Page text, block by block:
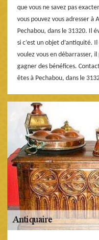
que vous ne savez pas
vous pouvez vous adresser
Pechabou, dans le 31320. Il
si c’est un objet d’antiquité.
voulez vous en débarrasser,
gagner des bénéfices.
êtes à Pechabou, dans le